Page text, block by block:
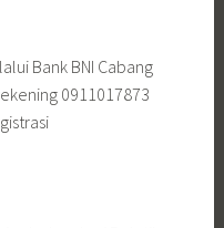
Bank BNI Cabang
0911017873